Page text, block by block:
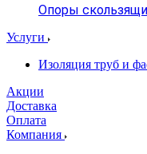
Опоры
Услуги
Изоляция труб и
Акции
Доставка
Оплата
Компания